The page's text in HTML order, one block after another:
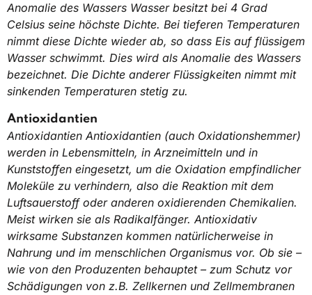
Anomalie des Wassers Wasser besitzt bei 4 Grad
Celsius seine höchste Dichte. Bei tieferen Temperaturen
nimmt diese Dichte wieder ab, so dass Eis auf flüssigem
Wasser schwimmt. Dies wird als Anomalie des Wassers
bezeichnet. Die Dichte anderer Flüssigkeiten nimmt mit
sinkenden Temperaturen stetig zu.
Antioxidantien
Antioxidantien Antioxidantien (auch Oxidationshemmer)
werden in Lebensmitteln, in Arzneimitteln und in
Kunststoffen eingesetzt, um die Oxidation empfindlicher
Moleküle zu verhindern, also die Reaktion mit dem
Luftsauerstoff oder anderen oxidierenden Chemikalien.
Meist wirken sie als Radikalfänger. Antioxidativ
wirksame Substanzen kommen natürlicherweise in
Nahrung und im menschlichen Organismus vor. Ob sie –
wie von den Produzenten behauptet – zum Schutz vor
Schädigungen von z.B. Zellkernen und Zellmembranen